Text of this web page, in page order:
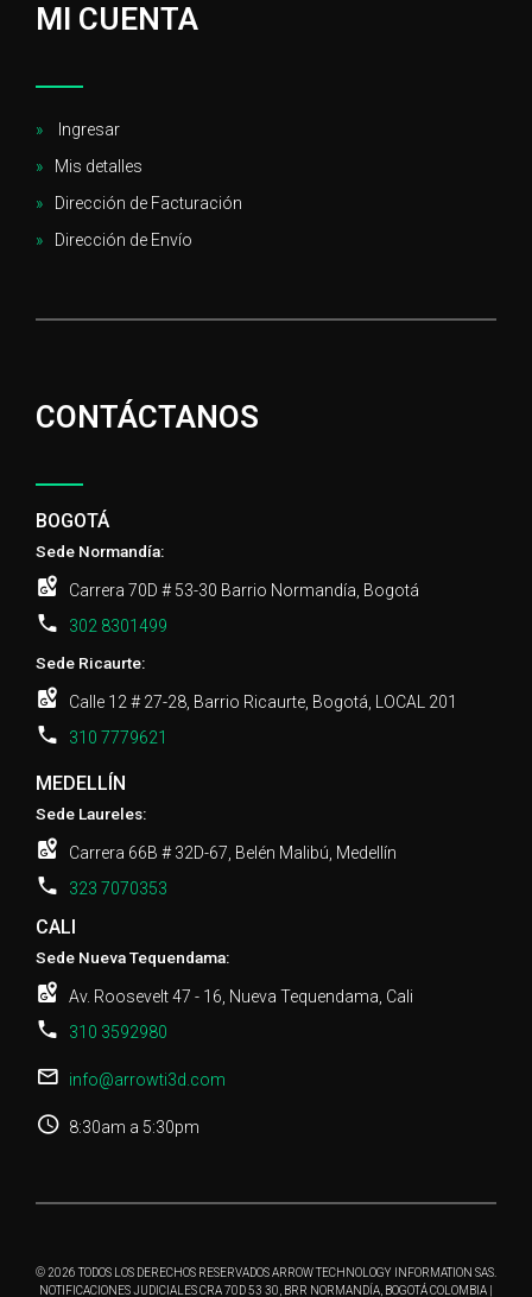
MI CUENTA
Ingresar
Mis detalles
Dirección de Facturación
Dirección de Envío
CONTÁCTANOS
BOGOTÁ
Sede Normandía:
Carrera 70D # 53-30 Barrio Normandía, Bogotá
302 8301499
Sede Ricaurte:
Calle 12 # 27-28, Barrio Ricaurte, Bogotá, LOCAL 201
310 7779621
MEDELLÍN
Sede Laureles:
Carrera 66B # 32D-67, Belén Malibú, Medellín
323 7070353
CALI
Sede Nueva Tequendama:
Av. Roosevelt 47 - 16, Nueva Tequendama, Cali
310 3592980
info@arrowti3d.com
8:30am a 5:30pm
© 2026 TODOS LOS DERECHOS RESERVADOS ARROW TECHNOLOGY INFORMATION SAS.
NOTIFICACIONES JUDICIALES CRA 70D 53 30, BRR NORMANDÍA, BOGOTÁ COLOMBIA |